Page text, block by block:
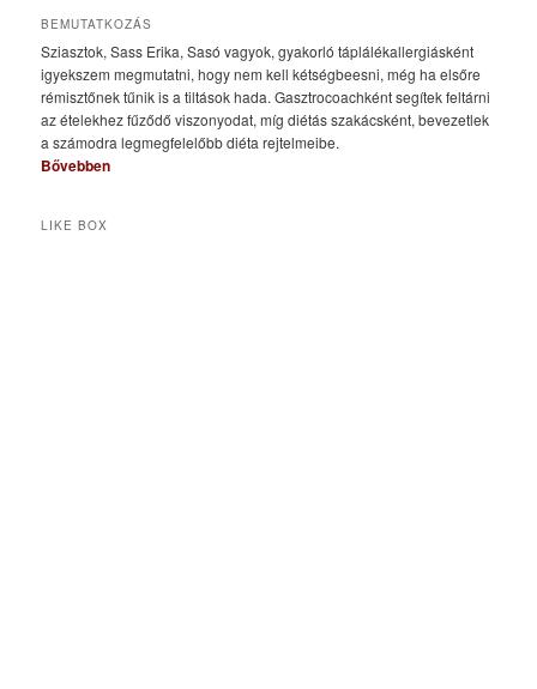
BEMUTATKOZÁS
Sziasztok, Sass Erika, Sasó vagyok, gyakorló táplálékallergiásként
igyekszem megmutatni, hogy nem kell kétségbeesni, még ha elsőre
rémisztőnek tűnik is a tiltások hada. Gasztrocoachként segítek feltárni
az ételekhez fűződő viszonyodat, míg diétás szakácsként, bevezetlek
a számodra legmegfelelőbb diéta rejtelmeibe.
Bővebben
LIKE BOX